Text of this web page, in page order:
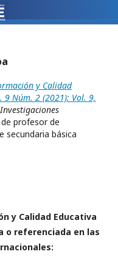
y Calidad
9 Núm. 2 (2021): Vol. 9,
profesor de
secundaria básica
y Calidad Educativa
o referenciada en las